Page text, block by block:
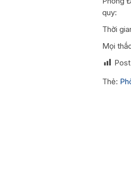
quy:
Thời
Mọi
Thẻ: